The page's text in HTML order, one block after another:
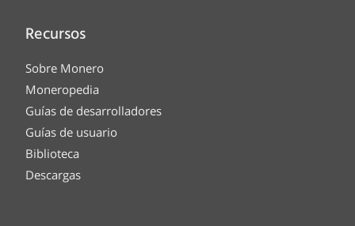
Recursos
Sobre Monero
Moneropedia
Guías de desarrolladores
Guías de usuario
Biblioteca
Descargas